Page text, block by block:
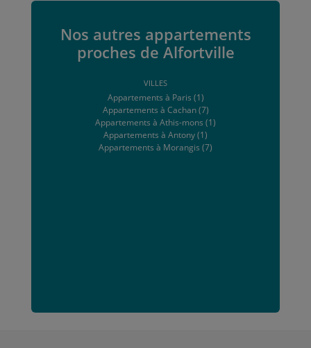
Nos autres appartements
proches de Alfortville
VILLES
Appartements à Paris (1)
Appartements à Cachan (7)
Appartements à Athis-mons (1)
Appartements à Antony (1)
Appartements à Morangis (7)